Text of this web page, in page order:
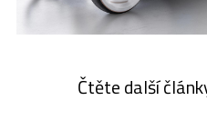
Čtěte další